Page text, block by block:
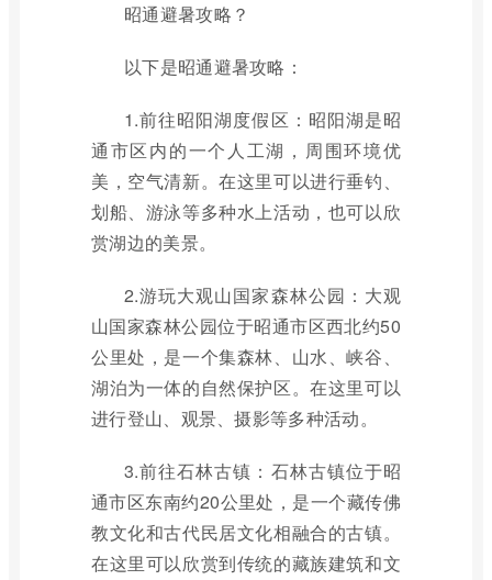
昭通避暑攻略？
以下是昭通避暑攻略：
1.前往昭阳湖度假区：昭阳湖是昭
通市区内的一个人工湖，周围环境优
美，空气清新。在这里可以进行垂钓、
划船、游泳等多种水上活动，也可以欣
赏湖边的美景。
2.游玩大观山国家森林公园：大观
山国家森林公园位于昭通市区西北约50
公里处，是一个集森林、山水、峡谷、
湖泊为一体的自然保护区。在这里可以
进行登山、观景、摄影等多种活动。
3.前往石林古镇：石林古镇位于昭
通市区东南约20公里处，是一个藏传佛
教文化和古代民居文化相融合的古镇。
在这里可以欣赏到传统的藏族建筑和文